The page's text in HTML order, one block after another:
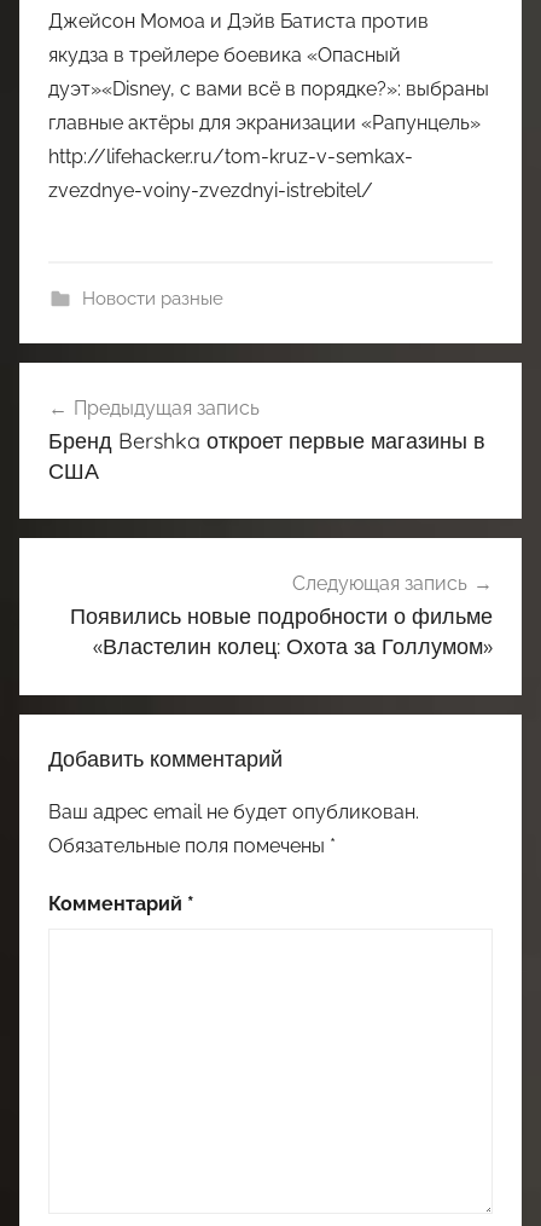
Джейсон Момоа и Дэйв Батиста против
якудза в трейлере боевика «Опасный
дуэт»«Disney, с вами всё в порядке?»: выбраны
главные актёры для экранизации «Рапунцель»
http://lifehacker.ru/tom-kruz-v-semkax-
zvezdnye-voiny-zvezdnyi-istrebitel/
Новости разные
по
записям
Предыдущая запись
Бренд Bershka откроет первые магазины в
США
Следующая запись
Появились новые подробности о фильме
«Властелин колец: Охота за Голлумом»
Добавить комментарий
Ваш адрес email не будет опубликован.
Обязательные поля помечены *
Комментарий *